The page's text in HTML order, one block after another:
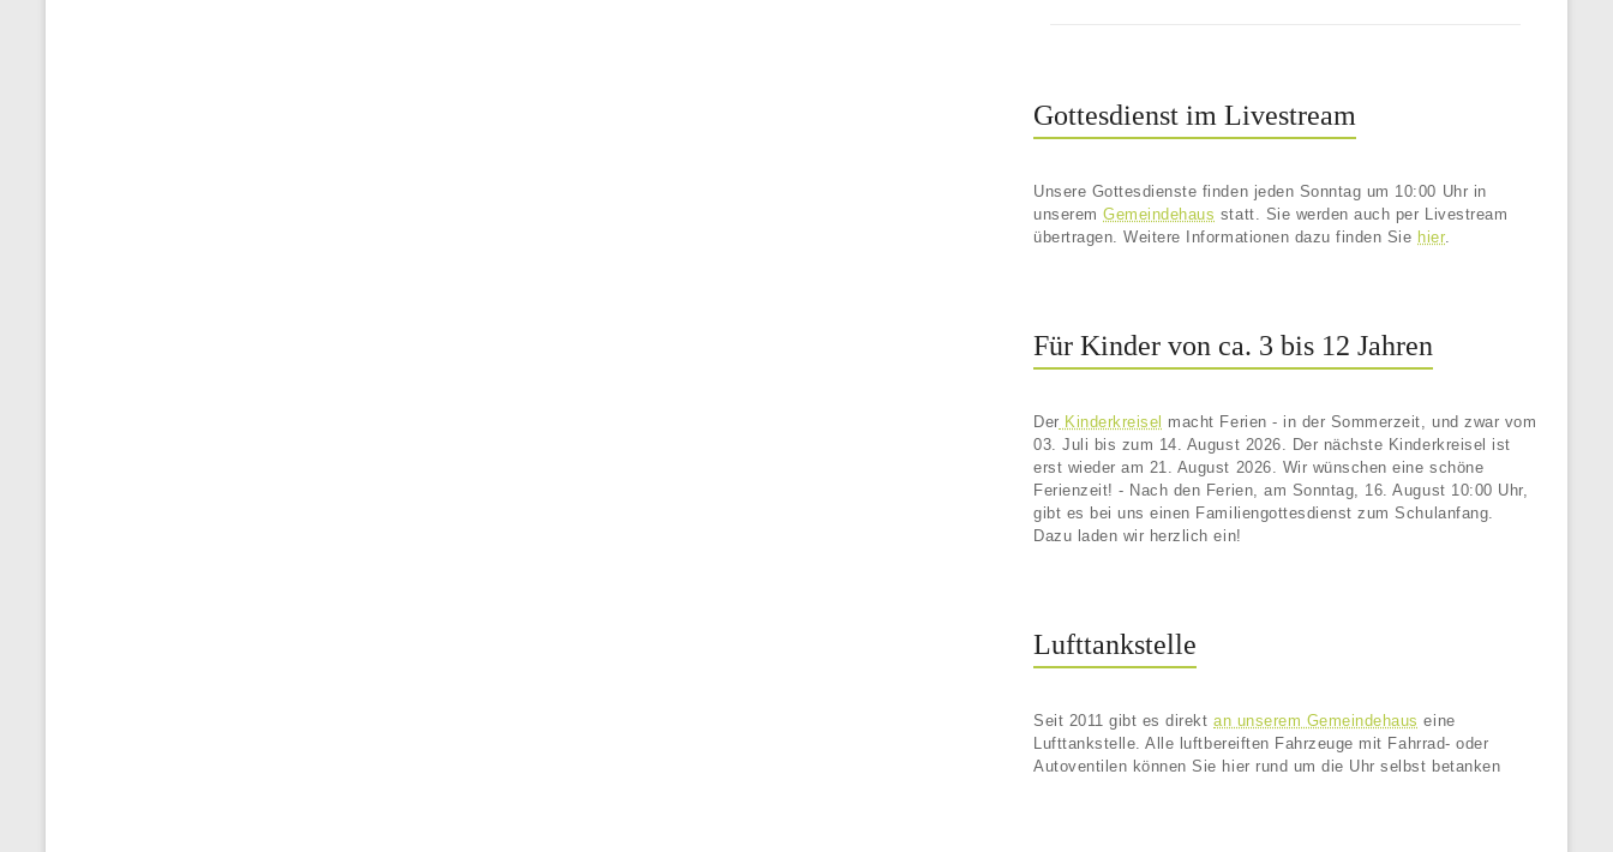
Gottesdienst im Livestream
Unsere Gottesdienste finden jeden Sonntag um 10:00 Uhr in
unseremGemeindehaus statt. Sie werden auch per Livestream
übertragen. Weitere Informationen dazu finden Sie hier
Für Kinder von ca. 3 bis 12 Jahren
Der Kinderkreisel macht Ferien - in der Sommerzeit, und zwar vom
03. Juli bis zum 14. August 2026. Der nächste Kinderkreisel ist
erst wieder am 21. August 2026. Wir wünschen eine schöne
Ferienzeit! - Nach den Ferien, am Sonntag, 16. August 10:00 Uhr,
gibt es bei uns einen Familiengottesdienst zum Schulanfang.
Dazu laden wir herzlich ein!
Lufttankstelle
Seit 2011 gibt es direkt an unserem Gemeindehaus eine
Lufttankstelle. Alle luftbereiften Fahrzeuge mit Fahrrad- oder
Autoventilen können Sie hier rund um die Uhr selbst betanken